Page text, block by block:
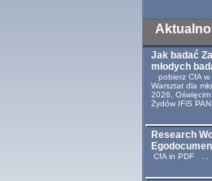
Jak badać
młodych
pobierz CfA w
Warsztat dla
2026,
Żydów IFiS PAN
Research
CfA in PDF ...